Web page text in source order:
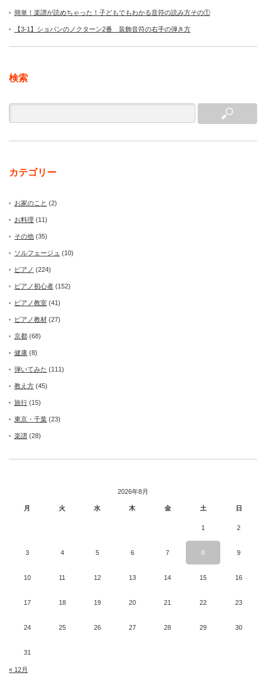
簡単！楽譜が読めちゃった！子どもでもわかる音符の読み方その①
【3-1】ショパンのノクターン2番 装飾音符の右手の弾き方
検索
カテゴリー
お家のこと (2)
お料理 (11)
その他 (35)
ソルフェージュ (10)
ピアノ (224)
ピアノ初心者 (152)
ピアノ教室 (41)
ピアノ教材 (27)
京都 (68)
健康 (8)
弾いてみた (111)
教え方 (45)
旅行 (15)
東京・千葉 (23)
楽譜 (28)
2026年8月
月 火 水 木 金 土 日
1 2
3 4 5 6 7 8 9
10 11 12 13 14 15 16
17 18 19 20 21 22 23
24 25 26 27 28 29 30
31
« 12月